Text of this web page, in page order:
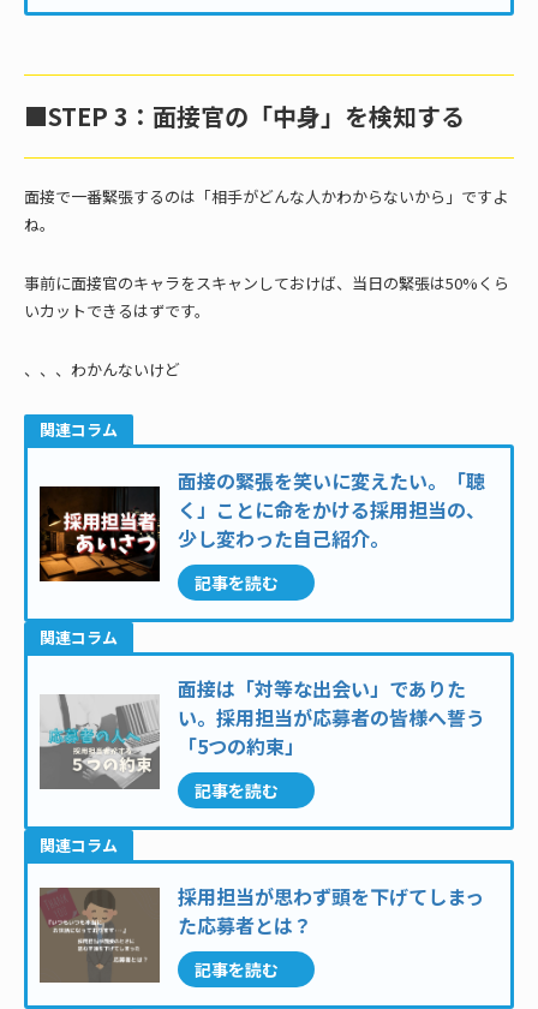
■STEP 3：面接官の「中身」を検知する
面接で一番緊張するのは「相手がどんな人かわからないから」ですよ
ね。
事前に面接官のキャラをスキャンしておけば、当日の緊張は50%くら
いカットできるはずです。
、、、わかんないけど
関連コラム
面接の緊張を笑いに変えたい。「聴
く」ことに命をかける採用担当の、
少し変わった自己紹介。
記事を読む
関連コラム
面接は「対等な出会い」でありた
い。採用担当が応募者の皆様へ誓う
「5つの約束」
記事を読む
関連コラム
採用担当が思わず頭を下げてしまっ
た応募者とは？
記事を読む